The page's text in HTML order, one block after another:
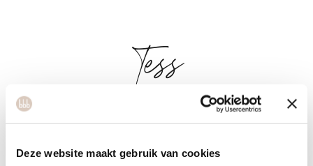
Deze website maakt gebruik van cookies
Tess
As a coach at bbb health boutique, I bring my background
foundation in ballet and contemporary dance. I help women